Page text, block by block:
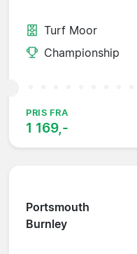
Turf Moor
Championship
PRIS FRA
1 169,-
Portsmouth
Burnley